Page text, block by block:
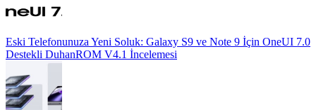
Eski Telefonunuza Yeni Soluk: Galaxy S9 ve Note 9 İçin OneUI 7.0
Destekli DuhanROM V4.1 İncelemesi